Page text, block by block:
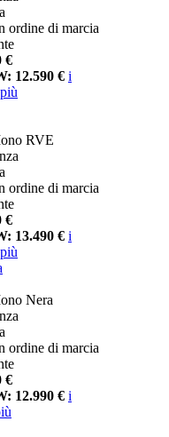
ordine di marcia
€
12.590 € i
RVE
ordine di marcia
€
13.490 € i
Nera
ordine di marcia
€
12.990 € i